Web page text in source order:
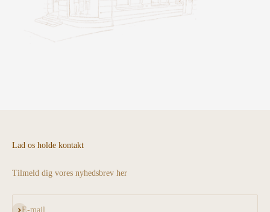
Lad os holde kontakt
Tilmeld dig vores nyhedsbrev her
E-mail
Abonnér